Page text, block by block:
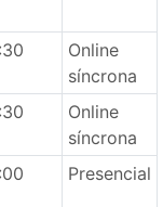
Online
síncrona
Online
síncrona
Presencial